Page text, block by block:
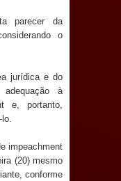
Estado
– Bacharela
polêmicos;
parecer da
o
jurídica e do
à
e, portanto,
lo.
impeachment
(20) mesmo
conforme